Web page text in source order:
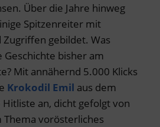
Über die Jahre hinweg
Spitzenreiter mit
gebildet. Was
Geschichte bisher am
Mit annähernd 5.000 Klicks
Krokodil Emil aus dem
Hitliste an, dicht gefolgt von
vorösterliches